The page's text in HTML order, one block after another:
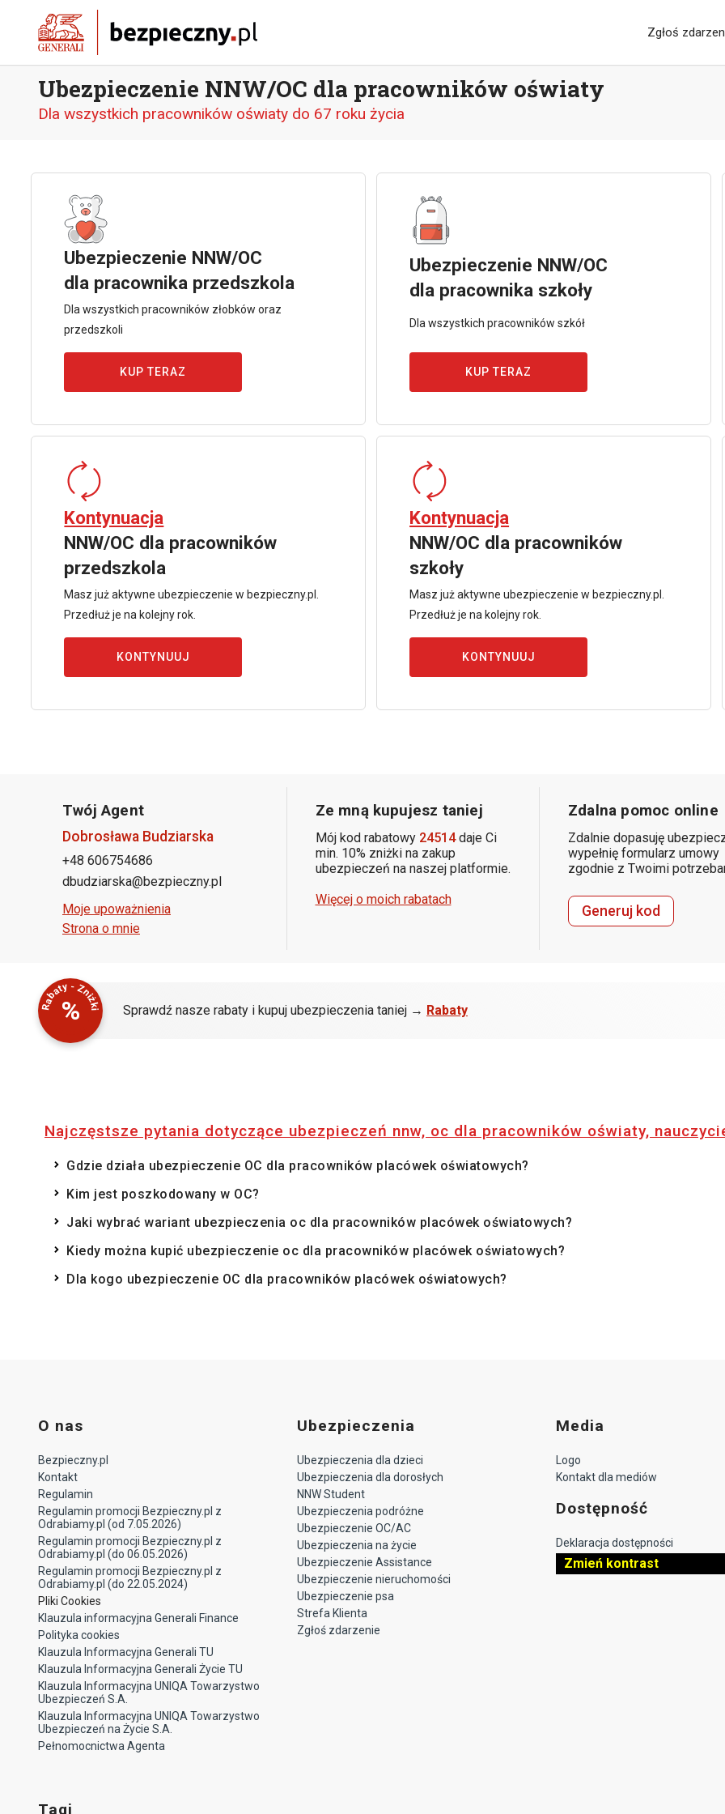
Zgłoś
Ubezpieczenie NNW/OC dla pracowników oświaty
Dla wszystkich pracowników oświaty do 67 roku życia
Ubezpieczenie NNW/OC
dla pracownika przedszkola
Dla wszystkich pracowników złobków oraz
przedszkoli
KUP TERAZ
Ubezpieczenie NNW/OC
dla pracownika szkoły
Dla wszystkich pracowników szkół
KUP TERAZ
Kontynuacja
NNW/OC dla pracowników
przedszkola
Masz już aktywne ubezpieczenie w bezpieczny.pl.
Przedłuż je na kolejny rok.
KONTYNUUJ
Kontynuacja
NNW/OC dla pracowników
szkoły
Masz już aktywne ubezpieczenie w bezpieczny.pl.
Przedłuż je na kolejny rok.
KONTYNUUJ
Twój Agent
Dobrosława Budziarska
+48 606754686
dbudziarska@bezpieczny.pl
Moje upoważnienia
Strona o mnie
Ze mną kupujesz taniej
Mój kod rabatowy 24514daje Ci
min. 10% zniżki na zakup
ubezpieczeń na naszej platformie.
Więcej o moich rabatach
Zdalna pomoc online
Zdalnie dopasuję
wypełnię formularz umowy
zgodnie z Twoimi
Generuj kod
%
Rabaty - Zniżki Sprawdź nasze rabaty i kupuj ubezpieczenia taniej → Rabaty
Najczęstsze pytania dotyczące ubezpieczeń nnw, oc dla pracowników oświaty,
Gdzie działa ubezpieczenie OC dla pracowników placówek oświatowych?
Kim jest poszkodowany w OC?
Jaki wybrać wariant ubezpieczenia oc dla pracowników placówek oświatowych?
Kiedy można kupić ubezpieczenie oc dla pracowników placówek oświatowych?
Dla kogo ubezpieczenie OC dla pracowników placówek oświatowych?
O nas
Bezpieczny.pl
Kontakt
Regulamin
Regulamin promocji Bezpieczny.pl z
Odrabiamy.pl (od 7.05.2026)
Regulamin promocji Bezpieczny.pl z
Odrabiamy.pl (do 06.05.2026)
Regulamin promocji Bezpieczny.pl z
Odrabiamy.pl (do 22.05.2024)
Pliki Cookies
Klauzula informacyjna Generali Finance
Polityka cookies
Klauzula Informacyjna Generali TU
Klauzula Informacyjna Generali Życie TU
Klauzula Informacyjna UNIQA Towarzystwo
Ubezpieczeń S.A.
Klauzula Informacyjna UNIQA Towarzystwo
Ubezpieczeń na Życie S.A.
Pełnomocnictwa Agenta
Ubezpieczenia
Ubezpieczenia dla dzieci
Ubezpieczenia dla dorosłych
NNW Student
Ubezpieczenia podróżne
Ubezpieczenie OC/AC
Ubezpieczenia na życie
Ubezpieczenie Assistance
Ubezpieczenie nieruchomości
Ubezpieczenie psa
Strefa Klienta
Zgłoś zdarzenie
Media
Logo
Kontakt dla mediów
Dostępność
Deklaracja dostępności
Zmień kontrast
Tagi